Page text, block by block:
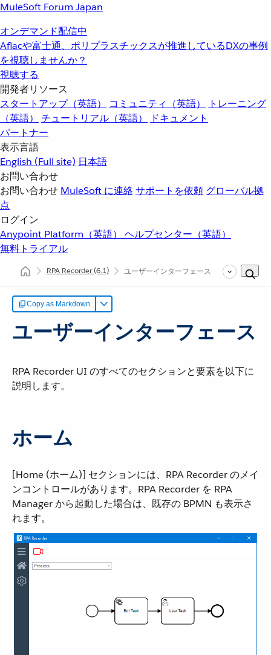
MuleSoft Forum Japan
オンデマンド配信中
Aflacや富士通、ポリプラスチックスが推進しているDXの事例
を視聴しませんか？
視聴する
開発者リソース
スタートアップ（英語）
コミュニティ（英語）
トレーニング
（英語）
チュートリアル（英語）
ドキュメント
パートナー
表示言語
English (Full site) 日本語
お問い合わせ
お問い合わせ MuleSoft に連絡サポートを依頼 グローバル拠
点
ログイン
Anypoint Platform（英語） ヘルプセンター（英語）
無料トライアル
RPA Recorder(6.1) ユーザーインターフェース
Copy as Markdown
ユーザーインターフェース
RPA Recorder UI のすべてのセクションと要素を以下に
説明します。
ホーム
[Home (ホーム)] セクションには、RPA Recorder のメイ
ンコントロールがあります。RPA Recorder を RPA
Manager から起動した場合は、既存の BPMN も表示さ
れます。